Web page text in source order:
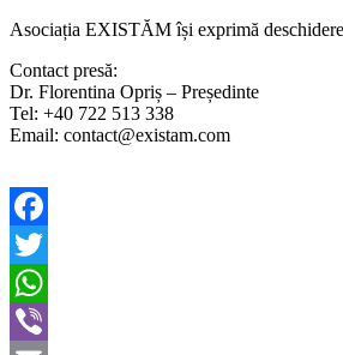
Asociația EXISTĂM își exprimă
Contact presă:
Dr. Florentina Opriș – Președinte
Tel: +40 722 513 338
Email: contact@existam.com
Facebook
Twitter
WhatsApp